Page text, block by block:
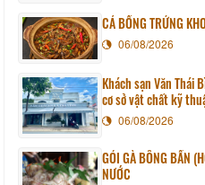
CÁ BỐNG TRỨNG
06/08/2026
Khách sạn Văn Thái
cơ sở vật chất kỹ
06/08/2026
GỎI GÀ BÔNG BẦN
NƯỚC